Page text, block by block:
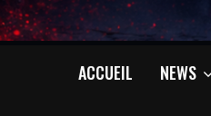
ACCUEIL NEWS